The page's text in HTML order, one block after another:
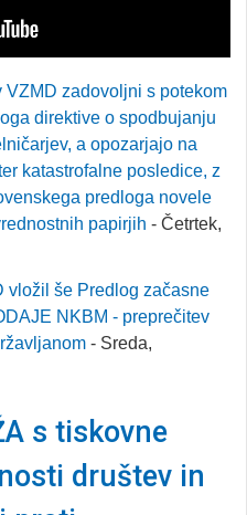
zadovoljni s potekom
direktive o spodbujanju
a opozarjajo na
katastrofalne posledice, z
predloga novele
papirjih - Četrtek,
vložil še Predlog začasne
NKBM - preprečitev
- Sreda,
s tiskovne
društev in